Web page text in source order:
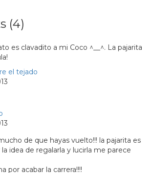
(4)
es clavadito a mi Coco ^__^. La pajarita
el tejado
de que hayas vuelto!!! la pajarita es
la idea de regalarla y lucirla me parece
por acabar la carrera!!!!